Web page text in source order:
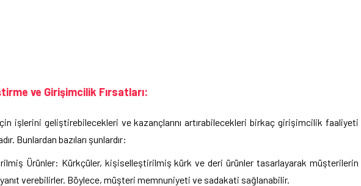
ve Girişimcilik Fırsatları:
işlerini geliştirebilecekleri ve kazançlarını artırabilecekleri birkaç girişimcilik faaliyeti
Bunlardan bazıları şunlardır:
Ürünler: Kürkçüler, kişiselleştirilmiş kürk ve deri ürünler tasarlayarak müşterilerin
verebilirler. Böylece, müşteri memnuniyeti ve sadakati sağlanabilir.